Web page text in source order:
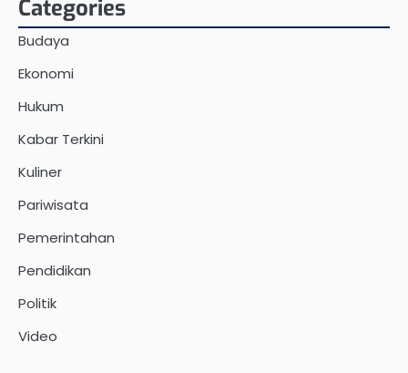
Categories
Budaya
Ekonomi
Hukum
Kabar Terkini
Kuliner
Pariwisata
Pemerintahan
Pendidikan
Politik
Video